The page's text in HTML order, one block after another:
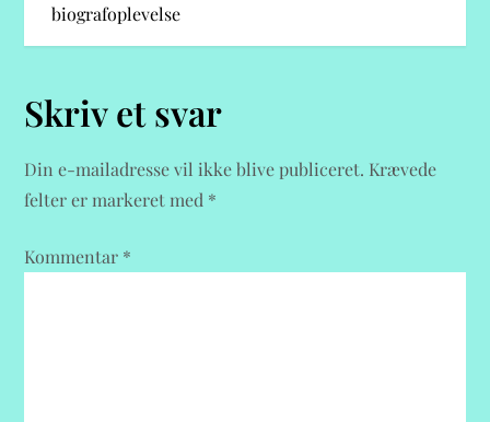
l
g
s
a
biografoplevelse
Skriv et svar
Din e-mailadresse vil ikke blive publiceret. Krævede
felter er markeret med *
Kommentar *